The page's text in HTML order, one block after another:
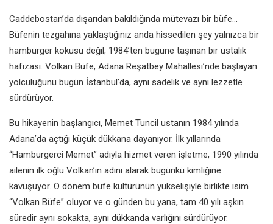
Caddebostan’da dışarıdan bakıldığında mütevazı bir büfe…
Büfenin tezgahına yaklaştığınız anda hissedilen şey yalnızca bir
hamburger kokusu değil; 1984’ten bugüne taşınan bir ustalık
hafızası. Volkan Büfe, Adana Reşatbey Mahallesi’nde başlayan
yolculuğunu bugün İstanbul’da, aynı sadelik ve aynı lezzetle
sürdürüyor.
Bu hikayenin başlangıcı, Memet Tuncil ustanın 1984 yılında
Adana’da açtığı küçük dükkana dayanıyor. İlk yıllarında
“Hamburgerci Memet” adıyla hizmet veren işletme, 1990 yılında
ailenin ilk oğlu Volkan’ın adını alarak bugünkü kimliğine
kavuşuyor. O dönem büfe kültürünün yükselişiyle birlikte isim
“Volkan Büfe” oluyor ve o günden bu yana, tam 40 yılı aşkın
süredir aynı sokakta, aynı dükkanda varlığını sürdürüyor.